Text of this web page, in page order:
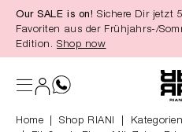
springen
Our SALE is on! Sichere Dir jetzt
Favoriten aus der Frühjahrs-/
Edition. Shop now
Home Shop RIANI Kategorien